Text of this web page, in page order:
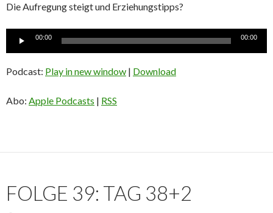
Die Aufregung steigt und Erziehungstipps?
Audio-
00:00 00:00
Podcast: Play in new window | Download
Abo: Apple Podcasts | RSS
FOLGE 39: TAG 38+2